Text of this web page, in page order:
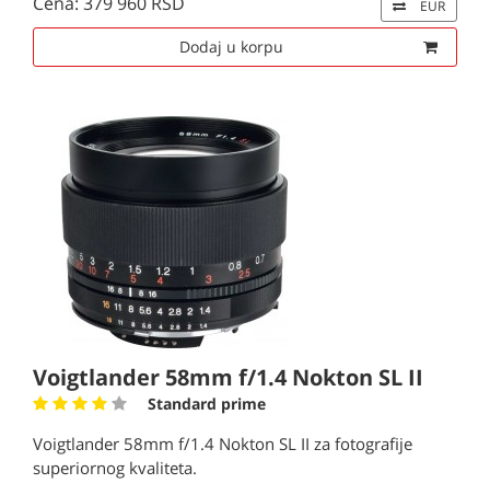
EUR
Dodaj u korpu
Voigtlander 58mm f/1.4 Nokton SL II
Standard prime
Voigtlander 58mm f/1.4 Nokton SL II za fotografije
superiornog kvaliteta.